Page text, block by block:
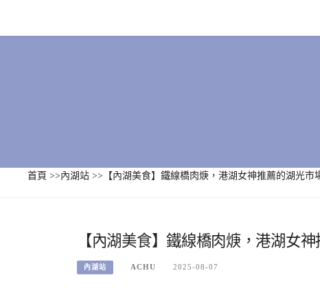
content
首頁 >>內湖站 >> 【內湖美食】鐵線橋肉焿，港湖女神推薦的湖光市
【內湖美食】鐵線橋肉焿，港湖女
內湖站 ACHU 2025-08-07